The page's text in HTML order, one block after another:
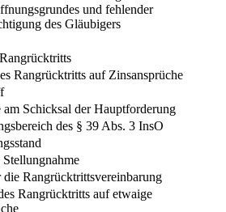
und fehlender
des Gläubigers
Rangrücktritts auf Zinsansprüche
am Schicksal der Hauptforderung
des § 39 Abs. 3 InsO
Rangrücktrittsvereinbarung
Rangrücktritts auf etwaige